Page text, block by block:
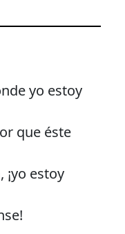
yo estoy
que éste
estoy